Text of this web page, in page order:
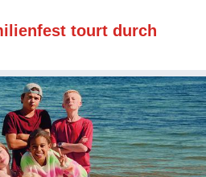
tourt durch